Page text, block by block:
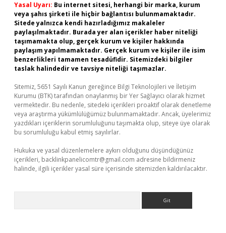
Yasal Uyarı: Bu internet sitesi, herhangi bir marka, kurum
veya şahıs şirketi ile hiçbir bağlantısı bulunmamaktadır.
Sitede yalnızca kendi hazırladığımız makaleler
paylaşılmaktadır. Burada yer alan içerikler haber niteliği
taşımamakta olup, gerçek kurum ve kişiler hakkında
paylaşım yapılmamaktadır. Gerçek kurum ve kişiler ile isim
benzerlikleri tamamen tesadüfidir. Sitemizdeki bilgiler
taslak halindedir ve tavsiye niteliği taşımazlar.
Sitemiz, 5651 Sayılı Kanun gereğince Bilgi Teknolojileri ve İletişim
Kurumu (BTK) tarafından onaylanmış bir Yer Sağlayıcı olarak hizmet
vermektedir. Bu nedenle, sitedeki içerikleri proaktif olarak denetleme
veya araştırma yükümlülüğümüz bulunmamaktadır. Ancak, üyelerimiz
yazdıkları içeriklerin sorumluluğunu taşımakta olup, siteye üye olarak
bu sorumluluğu kabul etmiş sayılırlar.
Hukuka ve yasal düzenlemelere aykırı olduğunu düşündüğünüz
içerikleri, backlinkpanelicomtr@gmail.com adresine bildirmeniz
halinde, ilgili içerikler yasal süre içerisinde sitemizden kaldırılacaktır.